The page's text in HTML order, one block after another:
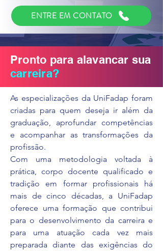
ENTRE EM CONTATO
Pronto para alavancar sua
carreira?
As especializações da UniFadap foram
criadas para quem deseja ir além da
graduação, aprofundar competências
e acompanhar as transformações da
profissão.
Com uma metodologia voltada à
prática, corpo docente qualificado e
tradição em formar profissionais há
mais de cinco décadas, a UniFadap
oferece uma formação que contribui
para o desenvolvimento da carreira e
para uma atuação cada vez mais
preparada diante das exigências do